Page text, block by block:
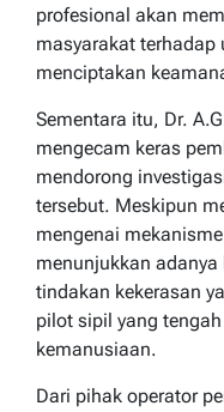
profesional akan
masyarakat terhadap
menciptakan
Sementara itu, Dr.
mengecam keras
mendorong
tersebut. Meskipun
mengenai
menunjukkan
tindakan kekerasan
pilot sipil yang
kemanusiaan.
Dari pihak operator